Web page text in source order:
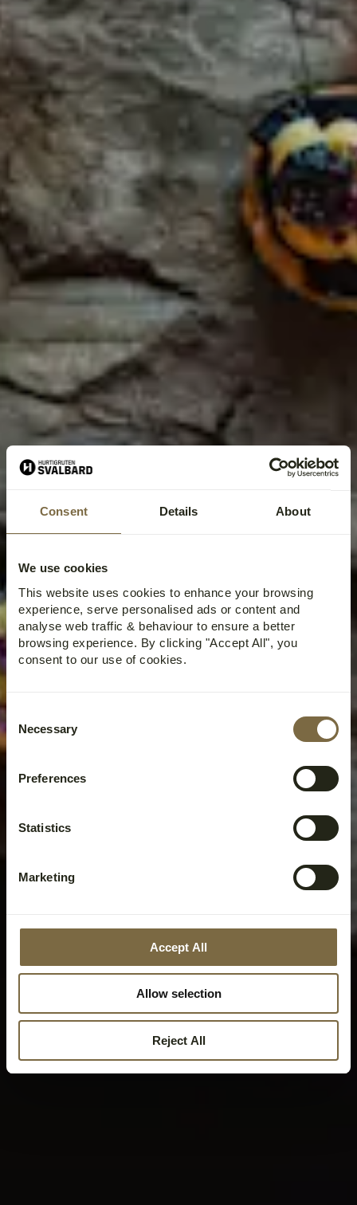
Consent Details About
We use cookies
This website uses cookies to enhance your browsing
experience, serve personalised ads or content and
analyse web traffic & behaviour to ensure a better
browsing experience. By clicking "Accept All", you
consent to our use of cookies.
Consent
Selection
Necessary
Preferences
Statistics
Marketing
Accept All
Allow selection
Reject All